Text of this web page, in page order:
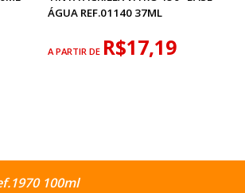
ÁGUA REF.01140 37ML
A PARTIR DE R$17,19
100ml